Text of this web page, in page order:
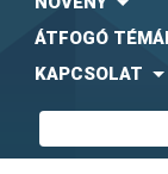
ÁTFOGÓ
KAPCSOLAT